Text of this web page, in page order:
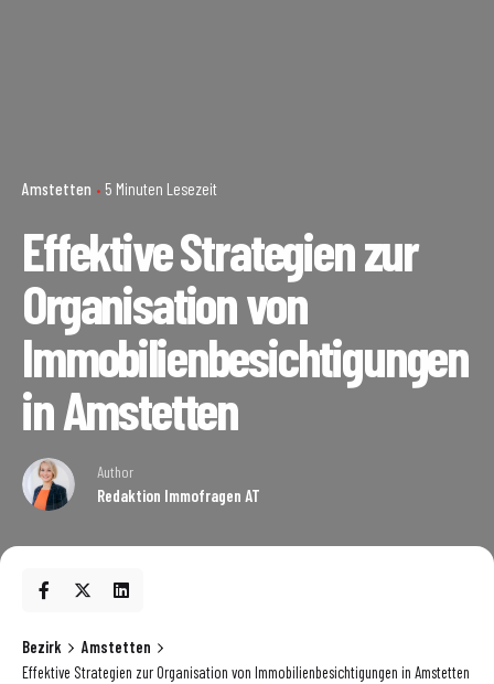
Amstetten 5 Minuten Lesezeit
Effektive Strategien zur
Organisation von
Immobilienbesichtigungen
in Amstetten
Author
Redaktion Immofragen AT
Bezirk
Amstetten
Effektive Strategien zur Organisation von Immobilienbesichtigungen in Amstetten